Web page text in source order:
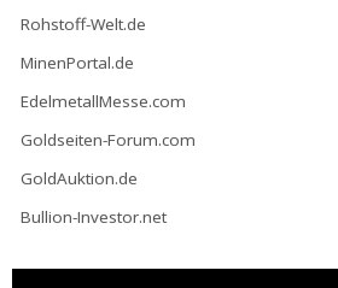
Rohstoff-Welt.de
MinenPortal.de
EdelmetallMesse.com
Goldseiten-Forum.com
GoldAuktion.de
Bullion-Investor.net